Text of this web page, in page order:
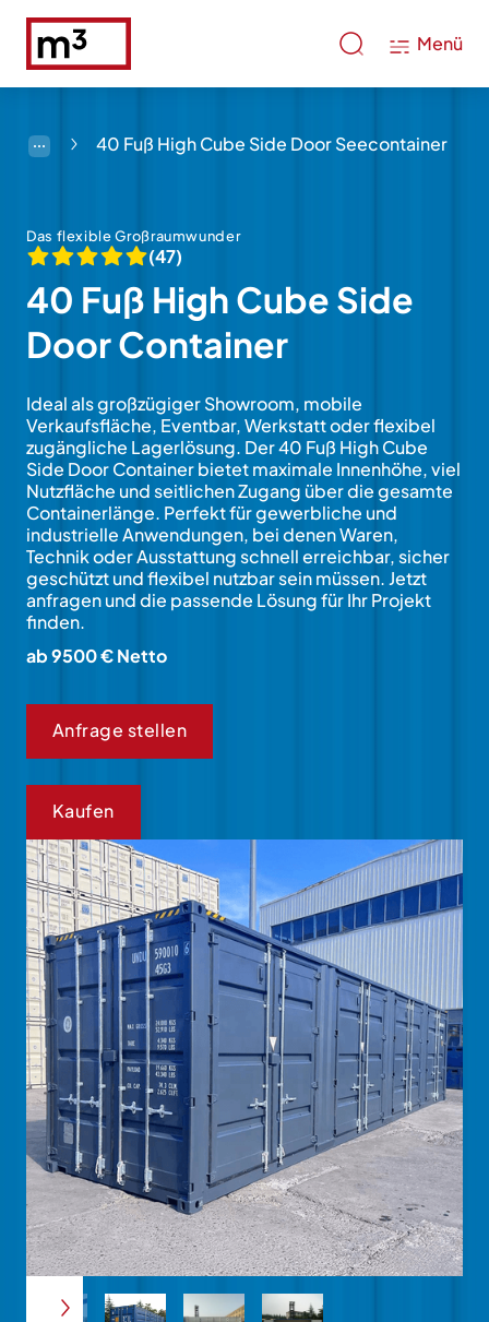
Menü
40 Fuß High Cube Side Door Seecontainer
Das flexible Großraumwunder
(47)
40 Fuß High Cube Side
Door Container
Ideal als großzügiger Showroom, mobile
Verkaufsfläche, Eventbar, Werkstatt oder flexibel
zugängliche Lagerlösung. Der 40 Fuß High Cube
Side Door Container bietet maximale Innenhöhe, viel
Nutzfläche und seitlichen Zugang über die gesamte
Containerlänge. Perfekt für gewerbliche und
industrielle Anwendungen, bei denen Waren,
Technik oder Ausstattung schnell erreichbar, sicher
geschützt und flexibel nutzbar sein müssen. Jetzt
anfragen und die passende Lösung für Ihr Projekt
finden.
ab 9500 € Netto
Anfrage stellen
Kaufen